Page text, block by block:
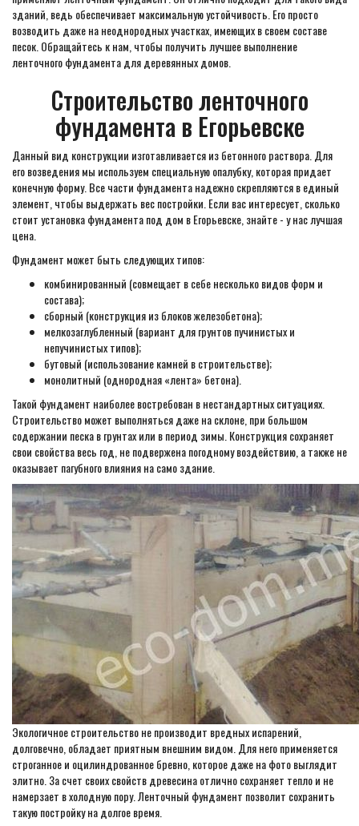
зданий, ведь обеспечивает максимальную устойчивость. Его просто
возводить даже на неоднородных участках, имеющих в своем составе
песок. Обращайтесь к нам, чтобы получить лучшее выполнение
ленточного фундамента для деревянных домов.
Строительство ленточного
фундамента в Егорьевске
Данный вид конструкции изготавливается из бетонного раствора. Для
его возведения мы используем специальную опалубку, которая придает
конечную форму. Все части фундамента надежно скрепляются в единый
элемент, чтобы выдержать вес постройки. Если вас интересует, сколько
стоит установка фундамента под дом в Егорьевске, знайте - у нас лучшая
цена.
Фундамент может быть следующих типов:
комбинированный (совмещает в себе несколько видов форм и
состава);
сборный (конструкция из блоков железобетона);
мелкозаглубленный (вариант для грунтов пучинистых и
непучинистых типов);
бутовый (использование камней в строительстве);
монолитный (однородная «лента» бетона).
Такой фундамент наиболее востребован в нестандартных ситуациях.
Строительство может выполняться даже на склоне, при большом
содержании песка в грунтах или в период зимы. Конструкция сохраняет
свои свойства весь год, не подвержена погодному воздействию, а также не
оказывает пагубного влияния на само здание.
Экологичное строительство не производит вредных испарений,
долговечно, обладает приятным внешним видом. Для него применяется
строганное и оцилиндрованное бревно, которое даже на фото выглядит
элитно. За счет своих свойств древесина отлично сохраняет тепло и не
намерзает в холодную пору. Ленточный фундамент позволит сохранить
такую постройку на долгое время.